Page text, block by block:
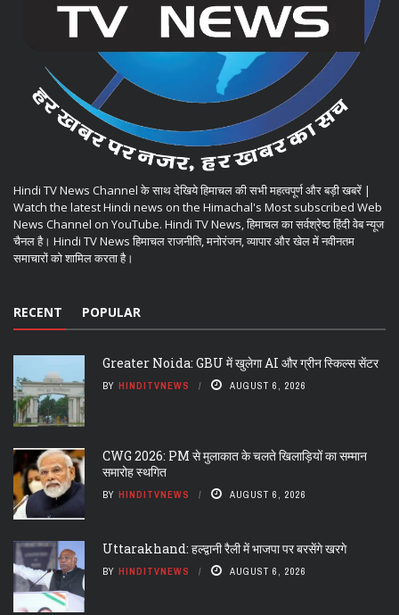
Hindi TV News Channel के साथ देखिये हिमाचल की सभी महत्वपूर्ण और बड़ी खबरें |
Watch the latest Hindi news on the Himachal's Most subscribed Web
News Channel on YouTube. Hindi TV News, हिमाचल का सर्वश्रेष्ठ हिंदी वेब न्यूज
चैनल है। Hindi TV News हिमाचल राजनीति, मनोरंजन, व्यापार और खेल में नवीनतम
समाचारों को शामिल करता है।
RECENT POPULAR
Greater Noida: GBU में खुलेगा AI और ग्रीन स्किल्स सेंटर
BY HINDITVNEWS AUGUST 6, 2026
CWG 2026: PM से मुलाकात के चलते खिलाड़ियों का सम्मान
समारोह स्थगित
BY HINDITVNEWS AUGUST 6, 2026
Uttarakhand: हल्द्वानी रैली में भाजपा पर बरसेंगे खरगे
BY HINDITVNEWS AUGUST 6, 2026